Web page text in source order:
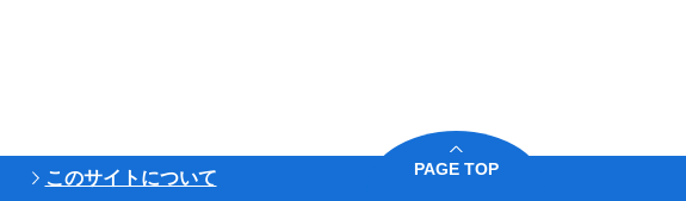
PAGE TOP
このサイトについて